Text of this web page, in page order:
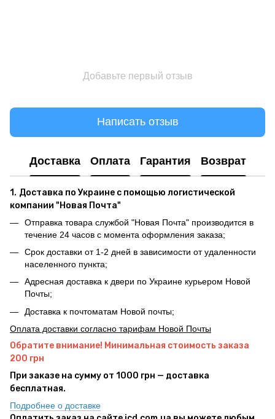
Добавьте первый отзыв
Написать отзыв
Доставка Оплата Гарантия Возврат
1. Доставка по Украине с помощью логистической
компании "Новая Почта"
Отправка товара службой "Новая Почта" производится в
течение 24 часов с момента оформления заказа;
Срок доставки от 1-2 дней в зависимости от удаленности
населенного пункта;
Адресная доставка к двери по Украине курьером Новой
Почты;
Доставка к почтоматам Новой почты;
Оплата доставки согласно тарифам Новой Почты
Обратите внимание! Минимальная стоимость заказа
200 грн
При заказе на сумму от 1000 грн — доставка
бесплатная.
Подробнее о доставке